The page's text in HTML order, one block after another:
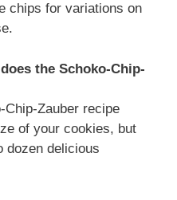
chips for variations on
the Schoko-Chip-
Zauber recipe
of your cookies, but
dozen delicious